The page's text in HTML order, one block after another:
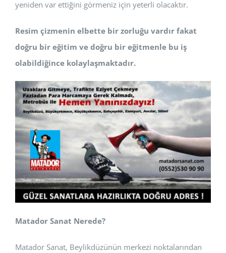
yeniden var ettiğini görmeniz için yeterli olacaktır.
Resim çizmenin elbette bir zorluğu vardır fakat
doğru bir eğitim ve doğru bir eğitmenle bu iş
olabildiğince kolaylaşmaktadır.
Matador Sanat Nerede?
Matador Sanat, Beylikdüzünün merkezi noktalarından